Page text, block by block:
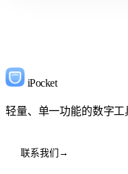
iPocket
轻量、单一功能的数字工
联系我们 →